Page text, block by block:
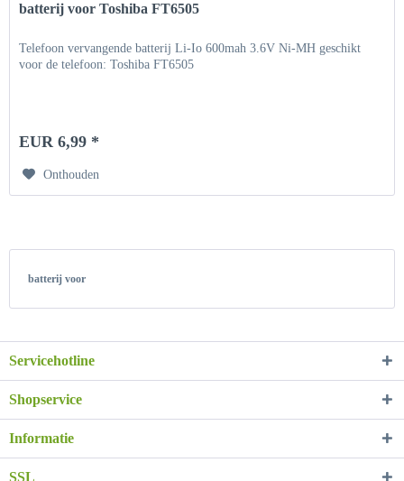
batterij voor Toshiba FT6505
Telefoon vervangende batterij Li-Io 600mah 3.6V Ni-MH geschikt
voor de telefoon: Toshiba FT6505
EUR 6,99 *
Onthouden
batterij voor
Servicehotline
Shopservice
Informatie
SSL